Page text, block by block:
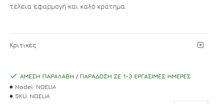
τέλεια εφαρμογή και καλό κράτημα.
Κριτικές
ΆΜΕΣΗ ΠΑΡΑΛΑΒΉ / ΠΑΡΆΔΟΣΗ ΣΕ 1-3 ΕΡΓΆΣΙΜΕΣ ΗΜΈΡΕΣ
Model: NOELIA
SKU: NOELIA